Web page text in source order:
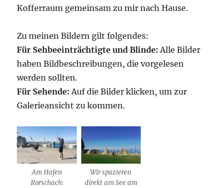
Kofferraum gemeinsam zu mir nach Hause.
Zu meinen Bildern gilt folgendes:
Für Sehbeeinträchtigte und Blinde: Alle Bilder
haben Bildbeschreibungen, die vorgelesen
werden sollten.
Für Sehende: Auf die Bilder klicken, um zur
Galerieansicht zu kommen.
Am Hafen
Rorschach:
Wir spazieren
direkt am See am